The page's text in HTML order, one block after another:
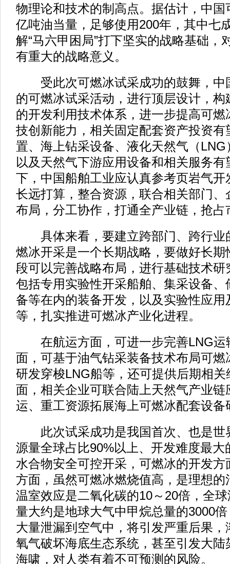
物理论和技术的制高点。据估计，中
亿吨油当量，足够使用200年，其中七
解“马六甲困局”打下坚实的战略基础，
有重大的战略意义。
受此次可燃冰试采成功的鼓舞，中
的可燃冰试采活动，进行顶层设计，
的开发利用技术体系，进一步提高可
技创新能力，相关固定配套资产投资
置、海上钻采设备、液化天然气（
以及天然气下游应用设备和相关服务
下，中国船舶工业应认真参考页岩气
长远打算，整合资源，联合相关部门
布局，分工协作，打通全产业链，抢占
具体来看，要建立跨部门、跨行业
燃冰开采是一个长期战略，要做好长
段可以完善战略布局，进行基础技术
包括专用实验性开采船舶、集采设备
备等在内的装备开发，以及实验性应
等，扎实推进可燃冰产业化进程。
在航运方面，可进一步完善LNG运
面，可基于油气钻采装备技术布局可
研发穿梭LNG船等，还可提供后期相
面，相关企业可联合陆上天然气产业
运、重工资源拓展海上可燃冰配套设备
此次试采成功是我国首次、也是世
源量全球占比90%以上、开发难度最
水合物安全可控开采，可燃冰的开发
方面，虽然可燃冰燃烧值高，是理想
温室效应是二氧化碳的10～20倍，全
量大约是地球大气中甲烷总量的3000
大量泄漏到空气中，将引发严重后果
氧气破坏海底生态系统，甚至引发大
海啸，对人类有着不可预测的风险。